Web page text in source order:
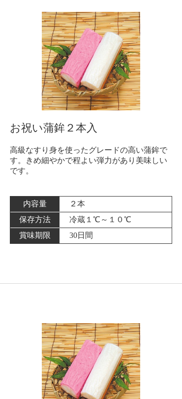
お祝い蒲鉾２本入
高級なすり身を使ったグレードの高い蒲鉾で
す。きめ細やかで程よい弾力があり美味しい
です。
内容量
２本
保存方法
冷蔵１℃～１０℃
賞味期限
30日間